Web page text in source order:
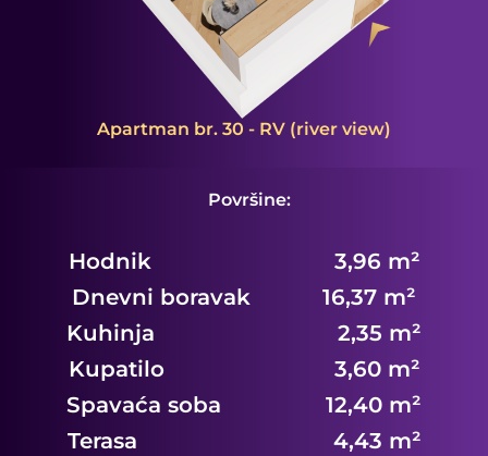
Apartman br. 30 - RV (river view)
Površine:
Hodnik 3,96 m²
Dnevni boravak 16,37 m²
Kuhinja 2,35 m²
Kupatilo 3,60 m²
Spavaća soba 12,40 m²
Terasa 4,43 m²